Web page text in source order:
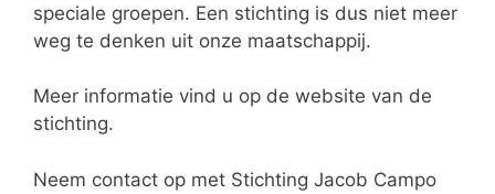
speciale groepen. Een stichting is dus niet meer
weg te denken uit onze maatschappij.
Meer informatie vind u op de website van de
stichting.
Neem contact op met Stichting Jacob Campo